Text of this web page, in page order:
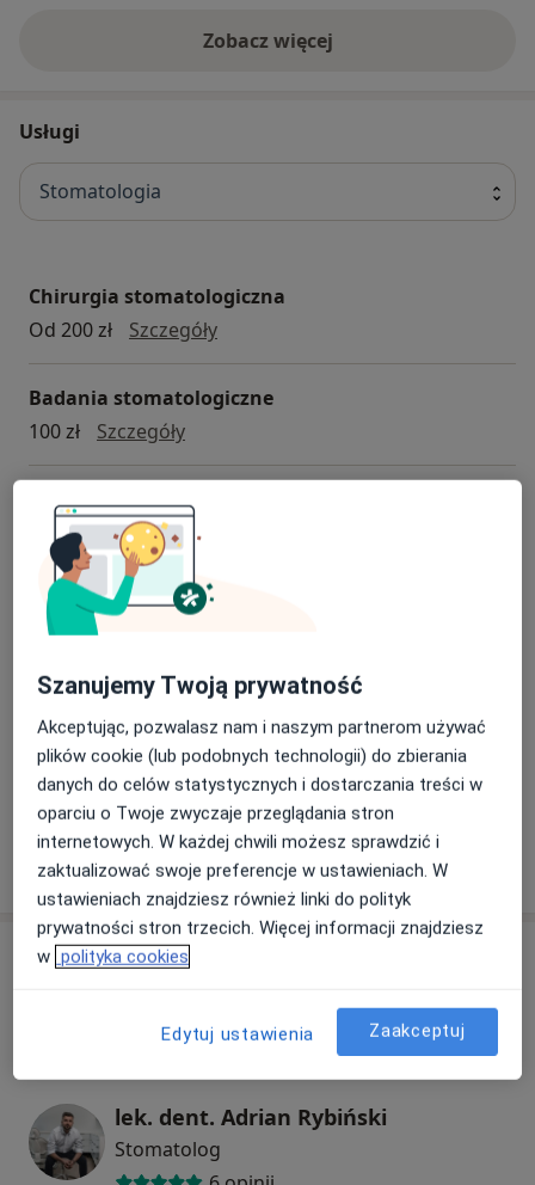
starań, aby każdy czuł się u nas komfortowo i
Zobacz więcej
Usługi
Stomatologia
Chirurgia stomatologiczna
Od 200 zł
Szczegółychirurgia stomatologiczna
Badania stomatologiczne
100 zł
Szczegółybadania stomatologiczne
Protezy
Od 1 300 zł
Szczegóły
Konsultacja protetyczna
Szczegóły
Leczenie próchnicy
Od 200 zł
Szczegółyleczenie próchnicy
+ 8 usług
W jaki sposób ustalane są ceny?
Specjaliści
lek. dent. Adrian Rybiński
Stomatolog
Szanujemy Twoją prywatność
Akceptując, pozwalasz nam i naszym partnerom używać
plików cookie (lub podobnych technologii) do zbierania
danych do celów statystycznych i dostarczania treści w
oparciu o Twoje zwyczaje przeglądania stron
internetowych. W każdej chwili możesz sprawdzić i
zaktualizować swoje preferencje w ustawieniach. W
ustawieniach znajdziesz również linki do polityk
prywatności stron trzecich. Więcej informacji znajdziesz
w polityka cookies
Edytuj ustawienia Zaakceptuj